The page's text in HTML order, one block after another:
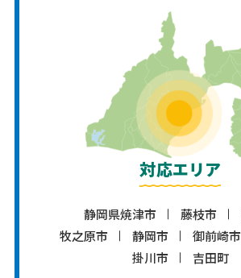
対応エリア
静岡県焼津市 藤枝市
牧之原市
静岡市 御前崎市
掛川市
吉田町